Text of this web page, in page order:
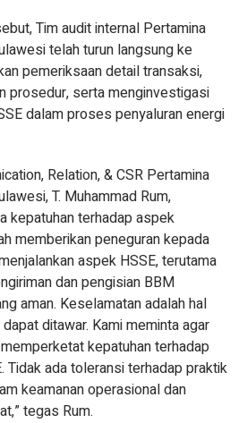
Tim audit internal Pertamina
telah turun langsung ke
pemeriksaan detail transaksi,
prosedur, serta menginvestigasi
dalam proses penyaluran energi
Relation, & CSR Pertamina
T. Muhammad Rum,
kepatuhan terhadap aspek
memberikan peneguran kepada
aspek HSSE, terutama
dan pengisian BBM
aman. Keselamatan adalah hal
ditawar. Kami meminta agar
kepatuhan terhadap
Tidak ada toleransi terhadap praktik
keamanan operasional dan
tegas Rum.